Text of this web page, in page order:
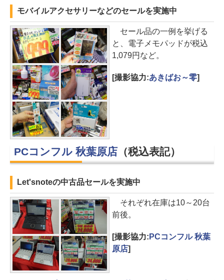
モバイルアクセサリーなどのセールを実施中
セール品の一例を挙げる
と、電子メモパッドが税込
1,079円など。
[撮影協力:あきばお～零]
PCコンフル 秋葉原店（税込表記）
Let'snoteの中古品セールを実施中
それぞれ在庫は10～20台
前後。
[撮影協力: PCコンフル 秋葉
原店]